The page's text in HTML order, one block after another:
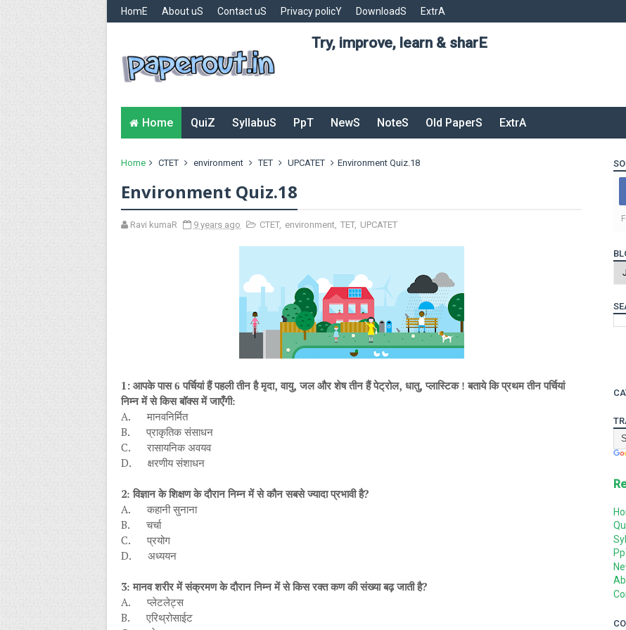
HomE About uS Contact uS Privacy policY DownloadS ExtrA
Try, improve, learn & sharE
Home QuiZ SyllabuS PpT NewS NoteS Old PaperS ExtrA
Home CTET environment TET UPCATET Environment Quiz.18
Environment Quiz.18
Ravi kumaR 9 years ago CTET, environment, TET, UPCATET
1: आपके पास 6 पर्चियां हैं पहली तीन है मृदा, वायु, जल और शेष तीन हैं पेट्रोल, धातु, प्लास्टिक ! बताये कि प्रथम तीन पर्चियां
निम्न में से किस बॉक्स में जाएँगी:
A. मानवनिर्मित
B. प्राकृतिक संसाधन
C. रासायनिक अवयव
D. क्षरणीय संशाधन
2: विज्ञान के शिक्षण के दौरान निम्न में से कौन सबसे ज्यादा प्रभावी है?
A.
कहानी सुनाना
B. चर्चा
C. प्रयोग
D. अध्ययन
3: मानव शरीर में संक्रमण के दौरान निम्न में से किस रक्त कण की संख्या बढ़ जाती है?
A.
प्लेटलेट्स
B. एरिथ्रोसाईट